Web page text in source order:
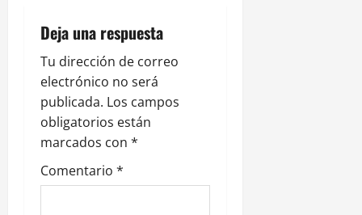
ó
n
d
e
e
n
Deja una respuesta
Tu dirección de correo
electrónico no será
publicada. Los campos
obligatorios están
marcados con *
Comentario *